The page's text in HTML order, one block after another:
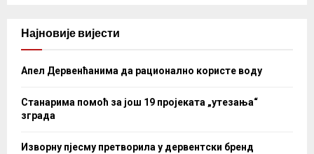
Најновије вијести
Апел Дервенћанима да рационално користе воду
Станарима помоћ за још 19 пројеката „утезања“
зграда
Изворну пјесму претворила у дервентски бренд